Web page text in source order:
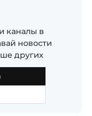
каналы в
новости
других